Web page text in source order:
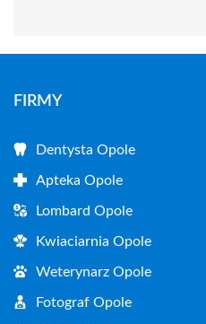
FIRMY
Dentysta Opole
Apteka Opole
Lombard Opole
Kwiaciarnia Opole
Weterynarz Opole
Fotograf Opole